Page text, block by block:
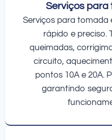
Serviços
Serviços para tomada
rápido e preciso.
queimadas,
circuito,
pontos 10A e 20A.
garantindo